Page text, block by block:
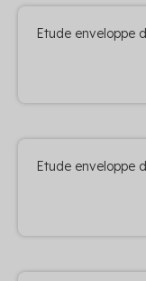
Etude enveloppe
Etude enveloppe